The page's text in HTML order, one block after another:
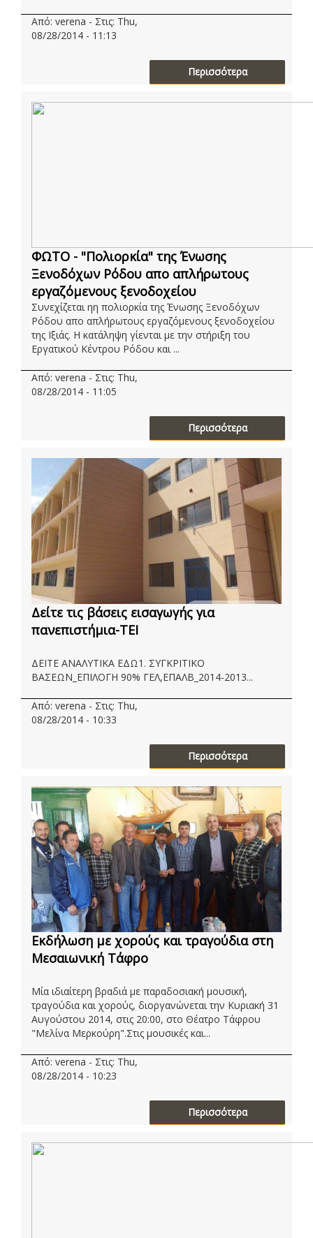
Από: verena - Στις: Thu,
08/28/2014 - 11:13
Περισσότερα
ΦΩΤΟ - "Πολιορκία" της Ένωσης
Ξενοδόχων Ρόδου απο απλήρωτους
εργαζόμενους ξενοδοχείου
Συνεχίζεται ηη πολιορκία της Ένωσης Ξενοδόχων
Ρόδου απο απλήρωτους εργαζόμενους ξενοδοχείου
της Ιξιάς. Η κατάληψη γίενται με την στήριξη του
Εργατικού Κέντρου Ρόδου και ...
Από: verena - Στις: Thu,
08/28/2014 - 11:05
Περισσότερα
Δείτε τις βάσεις εισαγωγής για
πανεπιστήμια-ΤΕΙ
ΔΕΙΤΕ ΑΝΑΛΥΤΙΚΑ ΕΔΩ1. ΣΥΓΚΡΙΤΙΚΟ
ΒΑΣΕΩΝ_ΕΠΙΛΟΓΗ 90% ΓΕΛ,ΕΠΑΛΒ_2014-2013...
Από: verena - Στις: Thu,
08/28/2014 - 10:33
Περισσότερα
Εκδήλωση με χορούς και τραγούδια στη
Μεσαιωνική Τάφρο
Μία ιδιαίτερη βραδιά με παραδοσιακή μουσική,
τραγούδια και χορούς, διοργανώνεται την Κυριακή 31
Αυγούστου 2014, στις 20:00, στο Θέατρο Τάφρου
"Μελίνα Μερκούρη".Στις μουσικές και...
Από: verena - Στις: Thu,
08/28/2014 - 10:23
Περισσότερα